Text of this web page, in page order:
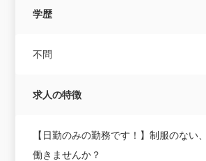
学歴
不問
求人の特徴
【日勤のみの勤務です！】制服のない
働きませんか？